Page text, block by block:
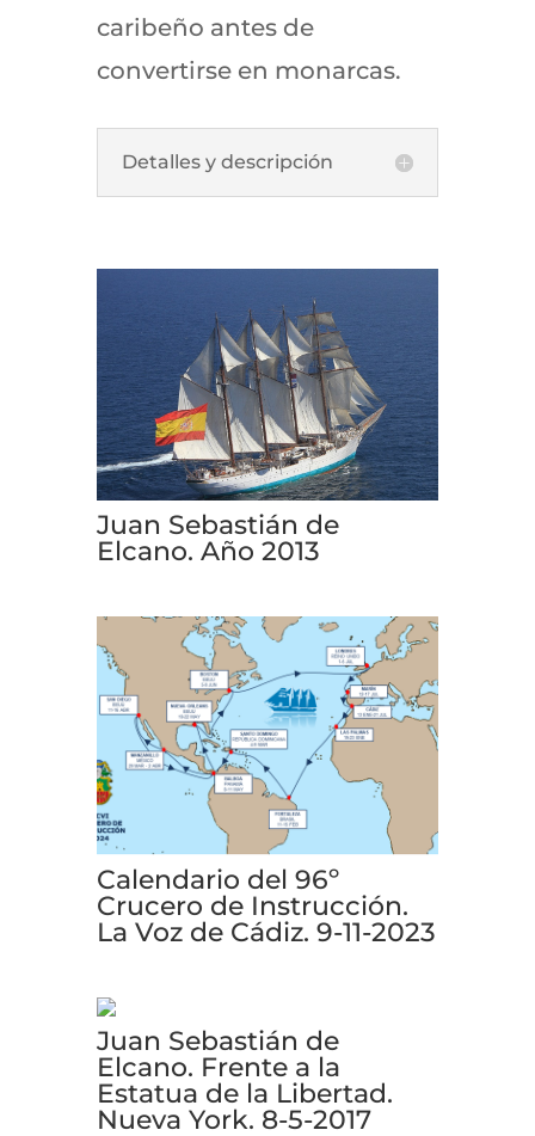
caribeño antes de
convertirse en monarcas.
Detalles y descripción
Juan Sebastián de
Elcano. Año 2013
Calendario del 96º
Crucero de Instrucción.
La Voz de Cádiz. 9-11-2023
Juan Sebastián de
Elcano. Frente a la
Estatua de la Libertad.
Nueva York. 8-5-2017